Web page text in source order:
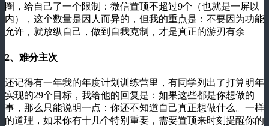
圈，给自己了一个限制：微信置顶不超过9个（也就是一屏以
内），这个数量是因人而异的，但我的重点是：不要因为功能
允许，就放纵自己，做到自我克制，才是真正的游刃有余
2、难分主次
还记得有一年我的年度计划训练营里，有同学列出了打算明年
实现的29个目标，我给他的回复是：如果这些都是你想做的
事，那么只能说明一点：你还不知道自己真正想做什么。一样
的道理，如果你有十几个特别重要，需要置顶来时刻提醒你的